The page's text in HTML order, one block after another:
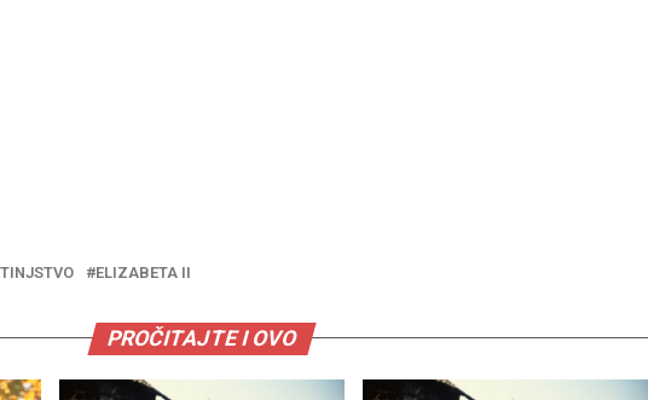
ELIZABETA II
PROČITAJTE I OVO